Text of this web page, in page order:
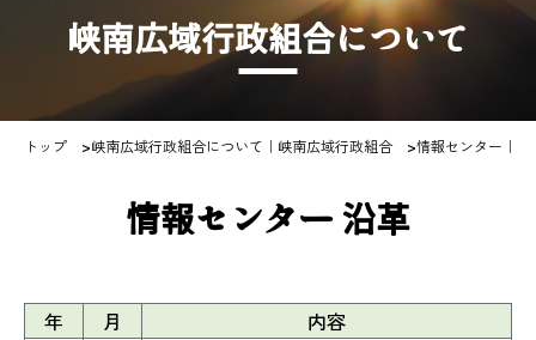
峡南広域行政組合について
トップ >峡南広域行政組合について｜峡南広域行政組合 >情報センター｜
情報センター 沿革
年 月
内容